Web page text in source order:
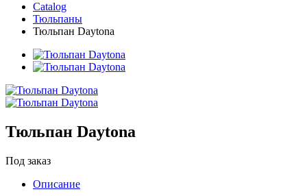
Catalog
Тюльпаны
Тюльпан Daytona
Тюльпан Daytona
Под заказ
Описание